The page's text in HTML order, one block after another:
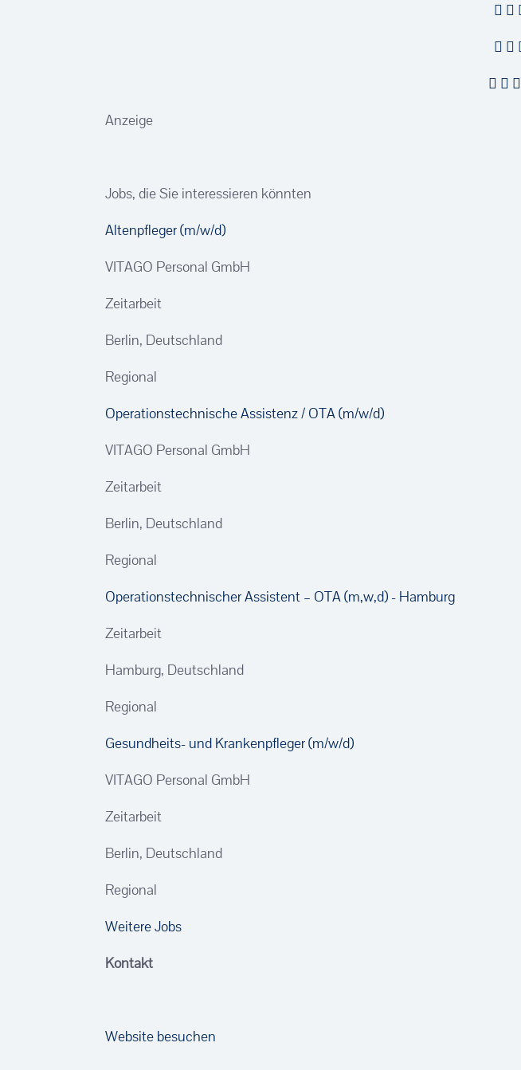
Anzeige
Jobs, die Sie interessieren könnten
Altenpfleger (m/w/d)
VITAGO Personal GmbH
Zeitarbeit
Berlin, Deutschland
Regional
Operationstechnische Assistenz / OTA (m/w/d)
VITAGO Personal GmbH
Zeitarbeit
Berlin, Deutschland
Regional
Operationstechnischer Assistent – OTA (m,w,d) - Hamburg
Zeitarbeit
Hamburg, Deutschland
Regional
Gesundheits- und Krankenpfleger (m/w/d)
VITAGO Personal GmbH
Zeitarbeit
Berlin, Deutschland
Regional
Weitere Jobs
Kontakt
Website besuchen